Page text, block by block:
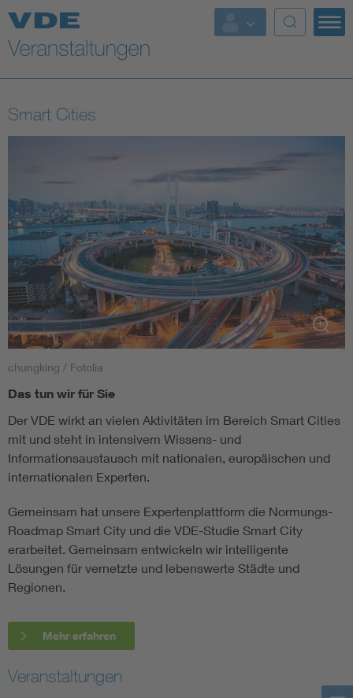
Top Themen
Fokusthemen
Energy
Health
Mobility
Standards
Weitere Themen
Assisted Living
Electromobility
Energy storage
Functional safety
Smart Cities
chungking / Fotolia
Das tun wir für Sie
Der VDE wirkt an vielen Aktivitäten im Bereich Smart Cities
mit und steht in intensivem Wissens- und
Informationsaustausch mit nationalen, europäischen und
internationalen Experten.
Gemeinsam hat unsere Expertenplattform die Normungs-
Roadmap Smart City und die VDE-Studie Smart City
erarbeitet. Gemeinsam entwickeln wir intelligente
Lösungen für vernetzte und lebenswerte Städte und
Regionen.
Mehr erfahren
Veranstaltungen